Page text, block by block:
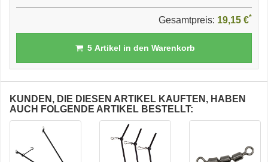
Gesamtpreis: 19,15 €*
5Artikel in den Warenkorb
KUNDEN, DIE DIESEN ARTIKEL KAUFTEN, HABEN
AUCH FOLGENDE ARTIKEL BESTELLT: